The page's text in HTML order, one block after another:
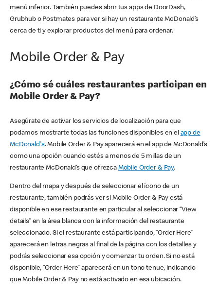
menú inferior. También puedes abrir tus apps de DoorDash,
Grubhub o Postmates para ver si hay un restaurante McDonald’s
cerca de ti y explorar productos del menú para ordenar.
Mobile Order & Pay
¿Cómo sé cuáles restaurantes participan en
Mobile Order & Pay?
Asegúrate de activar los servicios de localización para que
podamos mostrarte todas las funciones disponibles en el app de
McDonald's. Mobile Order & Pay aparecerá en el app de McDonald’s
como una opción cuando estés a menos de 5 millas de un
restaurante McDonald’s que ofrezca Mobile Order & Pay.
Dentro del mapa y después de seleccionar el ícono de un
restaurante, también podrás ver si Mobile Order & Pay está
disponible en ese restaurante en particular al seleccionar “View
details” en la área blanca con la información del restaurante
seleccionado. Si el restaurante está participando, “Order Here”
aparecerá en letras negras al final de la página con los detalles y
podrás seleccionar esa opción y comenzar tu orden. Si no está
disponible, “Order Here” aparecerá en un tono tenue, indicando
que Mobile Order & Pay no está activado en esa ubicación.